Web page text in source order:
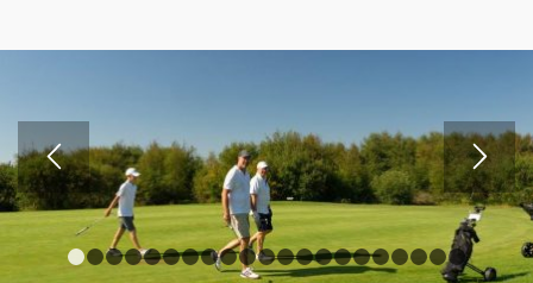
1 2 3 4 5 6 7 8 9 1011121314151617